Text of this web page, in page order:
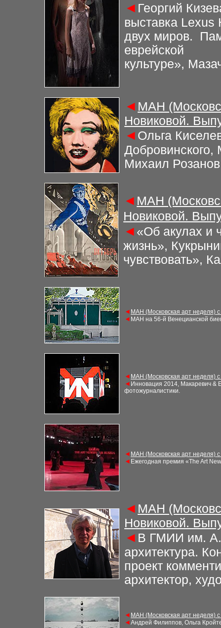
◄ Георгий
выставка
двух миров.
еврейской
культуре»,
◄ МАН
Новиковой.
◄ Ольга
Михаил
◄ МАН
Новиковой.
◄ «Об акулах и
жизнь»,
чувствовать»,
◄ МАН (Московская арт неделя)
◄ МАН на 56-й Венецианской
◄ МАН (Московская арт неделя)
◄ Инновация 2014, Макаревич &
фотожурналистики.
◄ МАН (Московская арт неделя)
◄ Ежегодная премия «The Art
◄ МАН
Новиковой.
◄ В ГМИИ им.
архитектура.
проект
архитектор,
◄ МАН (Московская арт неделя)
◄Андрей Филиппов, Ольга